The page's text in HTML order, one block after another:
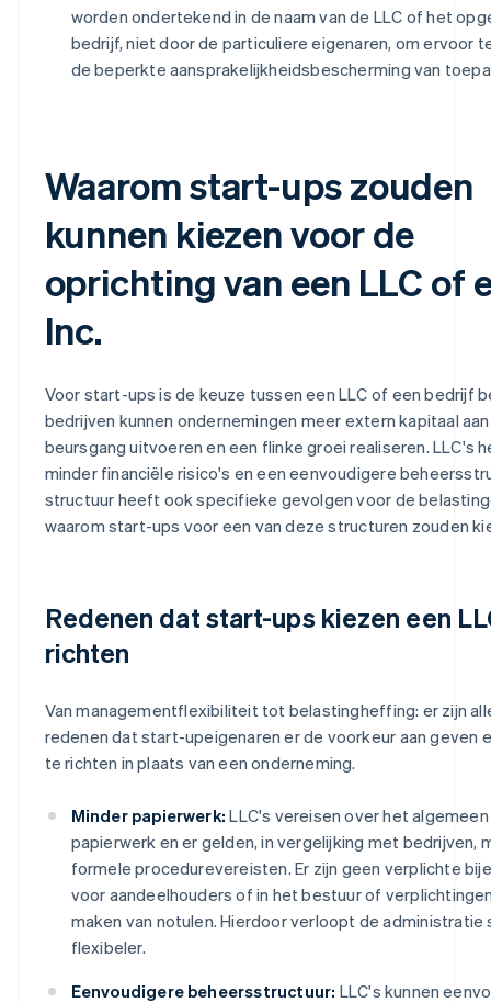
worden ondertekend in de naam van de LLC of het
bedrijf, niet door de particuliere eigenaren, om ervoor
de beperkte aansprakelijkheidsbescherming van
Waarom start-ups zouden
kunnen kiezen voor de
oprichting van een LLC of
Inc.
Voor start-ups is de keuze tussen een LLC of een bedrijf
bedrijven kunnen ondernemingen meer extern kapitaal
beursgang uitvoeren en een flinke groei realiseren. LLC's
minder financiële risico's en een eenvoudigere
structuur heeft ook specifieke gevolgen voor de
waarom start-ups voor een van deze structuren zouden
Redenen dat start-ups kiezen een
richten
Van managementflexibiliteit tot belastingheffing: er zijn
redenen dat start-upeigenaren er de voorkeur aan geven
te richten in plaats van een onderneming.
Minder papierwerk: LLC's vereisen over het
papierwerk en er gelden, in vergelijking met bedrijven,
formele procedurevereisten. Er zijn geen verplichte
voor aandeelhouders of in het bestuur of
maken van notulen. Hierdoor verloopt de administratie
flexibeler.
Eenvoudigere beheersstructuur: LLC's kunnen